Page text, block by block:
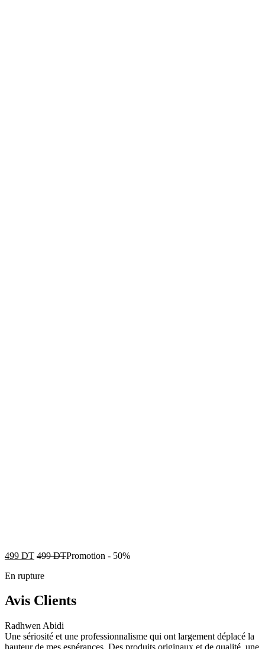
499 DT 499DTPromotion - 50%
En rupture
Avis Clients
Radhwen Abidi
Une sériosité et une professionnalisme qui ont largement déplacé la